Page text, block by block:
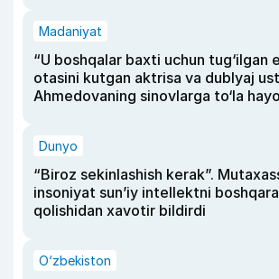
Madaniyat
“U boshqalar baxti uchun tug‘ilgan
otasini kutgan aktrisa va dublyaj
Ahmedovaning sinovlarga to‘la
Dunyo
“Biroz sekinlashish kerak”.
insoniyat sun’iy intellektni
qolishidan xavotir bildirdi
O‘zbekiston